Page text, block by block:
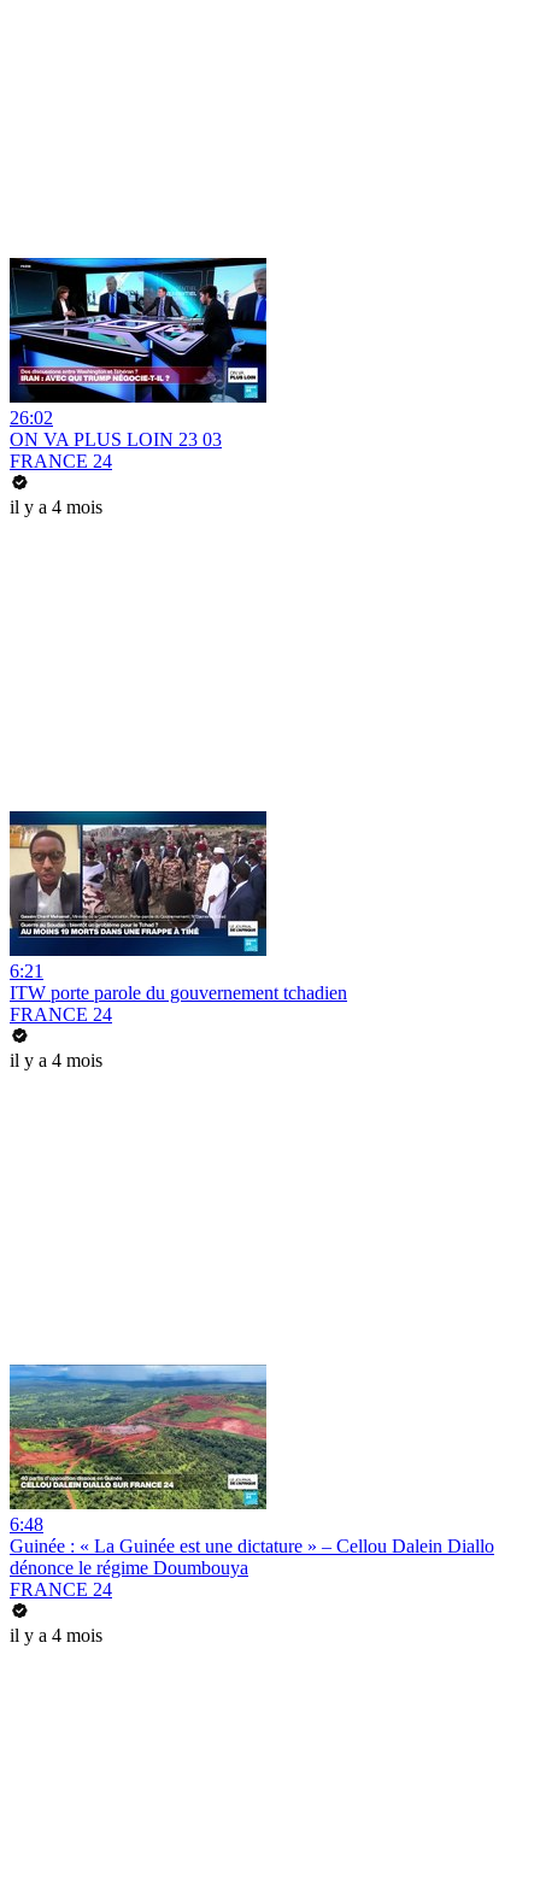
26:02
ON VA PLUS LOIN 23 03
FRANCE 24
il y a 4 mois
6:21
ITW porte parole du gouvernement tchadien
FRANCE 24
il y a 4 mois
6:48
Guinée : « La Guinée est une dictature » – Cellou Dalein Diallo
dénonce le régime Doumbouya
FRANCE 24
il y a 4 mois